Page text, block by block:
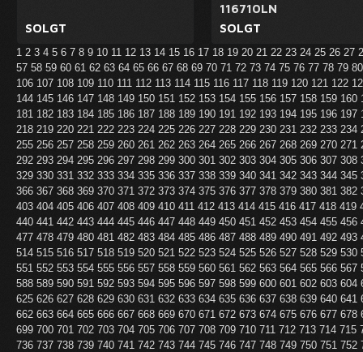
SOLGT
116710LN
SOLGT
1 2 3 4 5 6 7 8 9 10 11 12 13 14 15 16 17 18 19 20 21 22 23 24 25 26 27
57 58 59 60 61 62 63 64 65 66 67 68 69 70 71 72 73 74 75 76 77 78 79
106 107 108 109 110 111 112 113 114 115 116 117 118 119 120 121 122
144 145 146 147 148 149 150 151 152 153 154 155 156 157 158 159 160
181 182 183 184 185 186 187 188 189 190 191 192 193 194 195 196 197
218 219 220 221 222 223 224 225 226 227 228 229 230 231 232 233 234
255 256 257 258 259 260 261 262 263 264 265 266 267 268 269 270 271
292 293 294 295 296 297 298 299 300 301 302 303 304 305 306 307 308
329 330 331 332 333 334 335 336 337 338 339 340 341 342 343 344 345
366 367 368 369 370 371 372 373 374 375 376 377 378 379 380 381 382
403 404 405 406 407 408 409 410 411 412 413 414 415 416 417 418 419
440 441 442 443 444 445 446 447 448 449 450 451 452 453 454 455 456
477 478 479 480 481 482 483 484 485 486 487 488 489 490 491 492 493
514 515 516 517 518 519 520 521 522 523 524 525 526 527 528 529 530
551 552 553 554 555 556 557 558 559 560 561 562 563 564 565 566 567
588 589 590 591 592 593 594 595 596 597 598 599 600 601 602 603 604
625 626 627 628 629 630 631 632 633 634 635 636 637 638 639 640 641
662 663 664 665 666 667 668 669 670 671 672 673 674 675 676 677 678
699 700 701 702 703 704 705 706 707 708 709 710 711 712 713 714 715
736 737 738 739 740 741 742 743 744 745 746 747 748 749 750 751 752